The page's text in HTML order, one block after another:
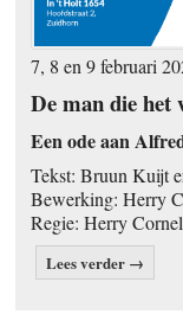
7, 8 en 9 februari
De man die het
Een ode aan
Tekst: Bruun Kuijt
Bewerking: Herry
Regie: Herry
Lees verder →